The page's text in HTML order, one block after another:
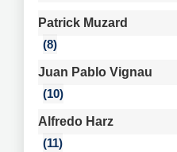
Patrick Muzard
8
Juan Pablo Vignau
10
Alfredo Harz
11